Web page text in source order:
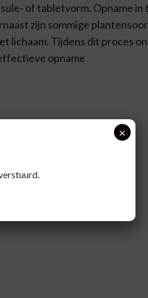
of tabletvorm. Opname
zijn sommige
lichaam. Tijdens dit proces
opname
×